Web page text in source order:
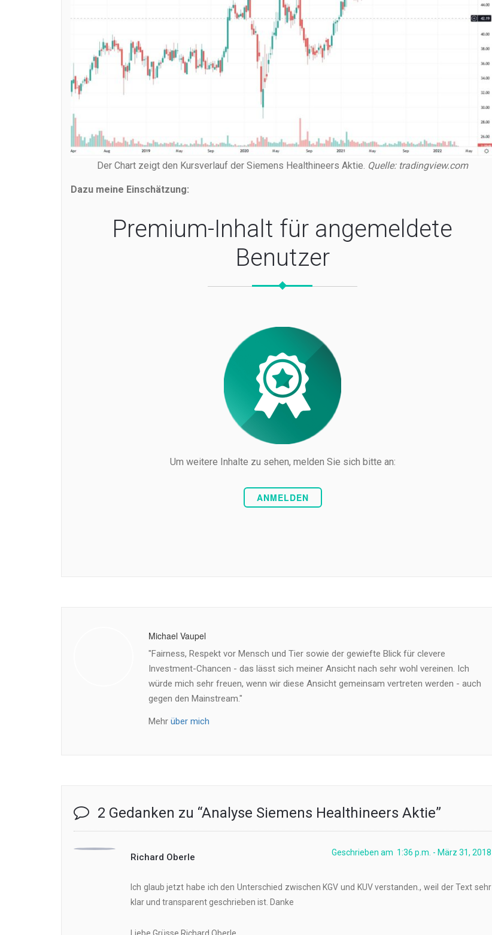
Der Chart zeigt den Kursverlauf der Siemens Healthineers Aktie. Quelle: tradingview.com
Dazu meine Einschätzung:
Premium-Inhalt für angemeldete
Benutzer
Um weitere Inhalte zu sehen, melden Sie sich bitte an:
ANMELDEN
Michael Vaupel
"Fairness, Respekt vor Mensch und Tier sowie der gewiefte Blick für clevere
Investment-Chancen - das lässt sich meiner Ansicht nach sehr wohl vereinen. Ich
würde mich sehr freuen, wenn wir diese Ansicht gemeinsam vertreten werden - auch
gegen den Mainstream."
Mehr über mich
2 Gedanken zu “Analyse Siemens Healthineers Aktie”
Richard Oberle Geschrieben am 1:36 p.m. - März 31, 2018
Ich glaub jetzt habe ich den Unterschied zwischen KGV und KUV verstanden., weil der Text sehr
klar und transparent geschrieben ist. Danke